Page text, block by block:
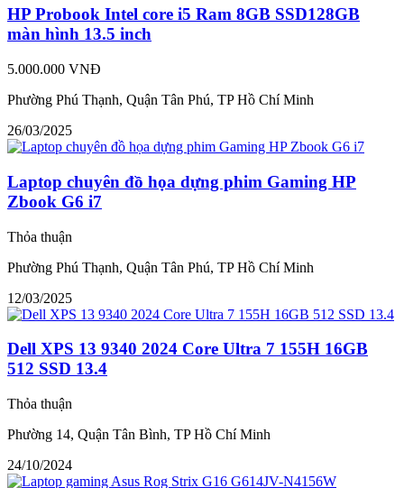
HP Probook Intel core i5 Ram 8GB SSD128GB
màn hình 13.5 inch
5.000.000 VNĐ
Phường Phú Thạnh, Quận Tân Phú, TP Hồ Chí Minh
26/03/2025
Laptop chuyên đồ họa dựng phim Gaming HP
Zbook G6 i7
Thỏa thuận
Phường Phú Thạnh, Quận Tân Phú, TP Hồ Chí Minh
12/03/2025
Dell XPS 13 9340 2024 Core Ultra 7 155H 16GB
512 SSD 13.4
Thỏa thuận
Phường 14, Quận Tân Bình, TP Hồ Chí Minh
24/10/2024